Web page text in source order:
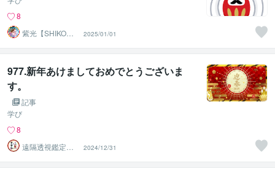
8
紫光【SHIKO】
遠隔透視鑑定士
2025/01/01
977.新年あけましておめでとうございま
す。
記事
学び
8
遠隔透視鑑定
師・すずか✡
2024/12/31